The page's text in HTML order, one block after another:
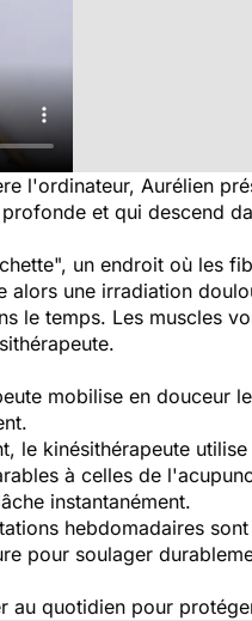
l'ordinateur, Aurélien
et qui descend
un endroit où les
une irradiation
le temps. Les muscles
mobilise en douceur
le kinésithérapeute
à celles de
instantanément.
hebdomadaires
pour soulager
quotidien pour